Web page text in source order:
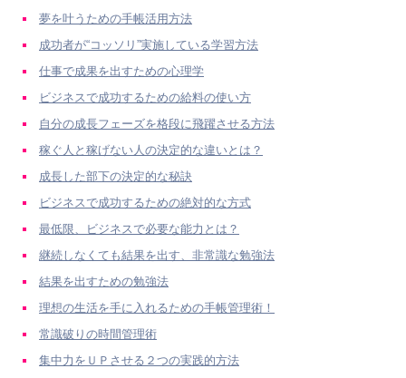
夢を叶うための手帳活用方法
成功者が“コッソリ”実施している学習方法
仕事で成果を出すための心理学
ビジネスで成功するための給料の使い方
自分の成長フェーズを格段に飛躍させる方法
稼ぐ人と稼げない人の決定的な違いとは？
成長した部下の決定的な秘訣
ビジネスで成功するための絶対的な方式
最低限、ビジネスで必要な能力とは？
継続しなくても結果を出す、非常識な勉強法
結果を出すための勉強法
理想の生活を手に入れるための手帳管理術！
常識破りの時間管理術
集中力をＵＰさせる２つの実践的方法